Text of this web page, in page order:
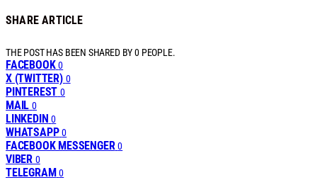
SHARE ARTICLE
THE POST HAS BEEN SHARED BY0 PEOPLE.
FACEBOOK 0
X (TWITTER) 0
PINTEREST 0
MAIL 0
LINKEDIN 0
WHATSAPP 0
FACEBOOK MESSENGER 0
VIBER 0
TELEGRAM 0